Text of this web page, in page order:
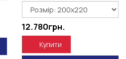
12.780грн.
Купити